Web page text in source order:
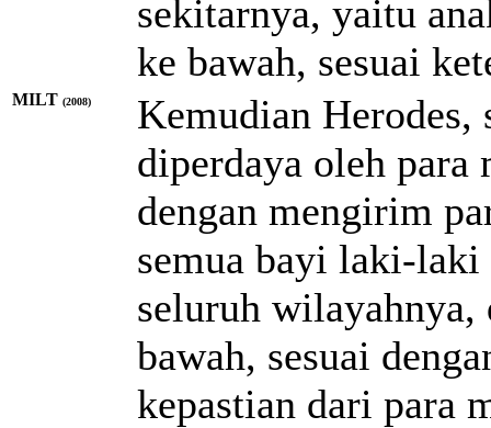
sekitarnya, yaitu
ke bawah, sesuai
MILT (2008)
Kemudian Herodes,
diperdaya oleh para
dengan mengirim
semua bayi laki-laki
seluruh wilayahnya,
bawah, sesuai
kepastian dari para